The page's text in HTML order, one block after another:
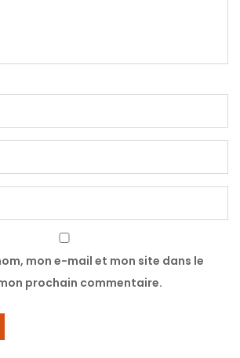
mon e-mail et mon site dans le
prochain commentaire.